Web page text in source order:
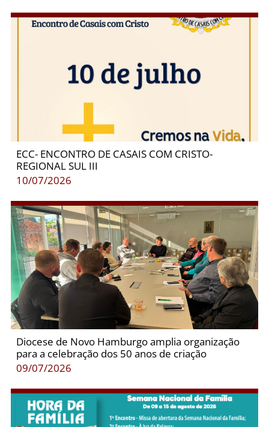
ECC- ENCONTRO DE CASAIS COM CRISTO-
REGIONAL SUL III
10/07/2026
Diocese de Novo Hamburgo amplia organização
para a celebração dos 50 anos de criação
09/07/2026